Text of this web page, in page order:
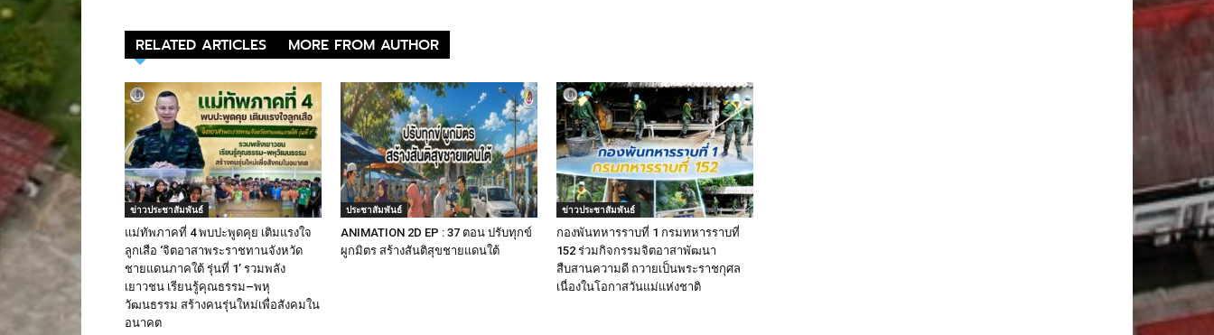
RELATED ARTICLES MORE FROM AUTHOR
ข่าวประชาสัมพันธ์
แม่ทัพภาคที่ 4 พบปะพูดคุย เติมแรงใจ
ลูกเสือ ‘จิตอาสาพระราชทานจังหวัด
ชายแดนภาคใต้ รุ่นที่ 1’ รวมพลัง
เยาวชน เรียนรู้คุณธรรม–พหุ
วัฒนธรรม สร้างคนรุ่นใหม่เพื่อสังคมใน
อนาคต
ประชาสัมพันธ์
ANIMATION 2D EP : 37 ตอน ปรับทุกข์
ผูกมิตร สร้างสันติสุขชายแดนใต้
ข่าวประชาสัมพันธ์
กองพันทหารราบที่ 1 กรมทหารราบที่
152 ร่วมกิจกรรมจิตอาสาพัฒนา
สืบสานความดี ถวายเป็นพระราชกุศล
เนื่องในโอกาสวันแม่แห่งชาติ